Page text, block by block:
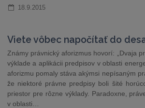
18.9.2015
Viete vôbec napočítať do
Známy právnický aforizmus hovorí: „Dvaja
výklade a aplikácii predpisov v oblasti
aforizmu pomaly stáva akýmsi nepísaným
že niektoré právne predpisy boli šité
priestor pre rôzne výklady. Paradoxne,
v oblasti…